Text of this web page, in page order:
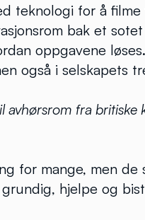
teknologi for å
bak et
oppgavene
også i selskapets
avhørsrom fra britiske
for mange, men
hjelpe og